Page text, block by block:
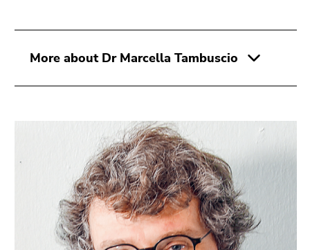
More about Dr Marcella Tambuscio